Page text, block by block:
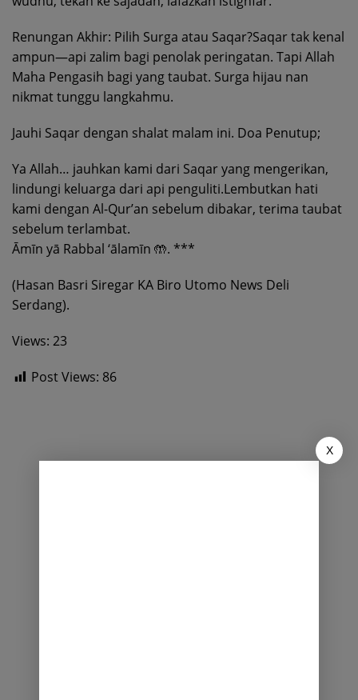
Renungan Akhir: Pilih Surga atau Saqar?Saqar tak kenal
ampun—api zalim bagi penolak peringatan. Tapi Allah
Maha Pengasih bagi yang taubat. Surga hijau nan
nikmat tunggu langkahmu.
Jauhi Saqar dengan shalat malam ini. Doa Penutup;
Ya Allah… jauhkan kami dari Saqar yang mengerikan,
lindungi keluarga dari api penguliti.Lembutkan hati
kami dengan Al-Qur’an sebelum dibakar, terima taubat
sebelum terlambat.
Āmīn yā Rabbal ‘ālamīn 🤲. ***
(Hasan Basri Siregar KA Biro Utomo News Deli
Serdang).
Views: 23
Post Views: 86
X